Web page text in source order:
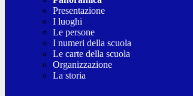
Presentazione
I luoghi
Le persone
I numeri della scuola
Le carte della scuola
Organizzazione
La storia